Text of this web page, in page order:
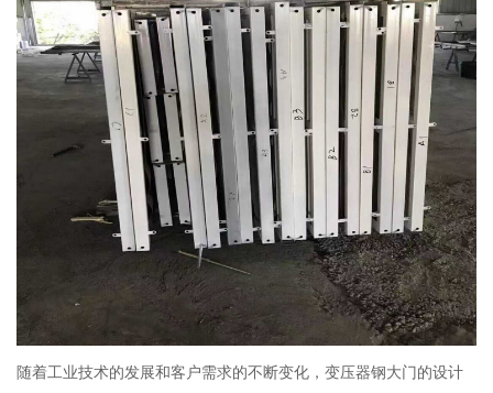
随着工业技术的发展和客户需求的不断变化，变压器钢大门的设计